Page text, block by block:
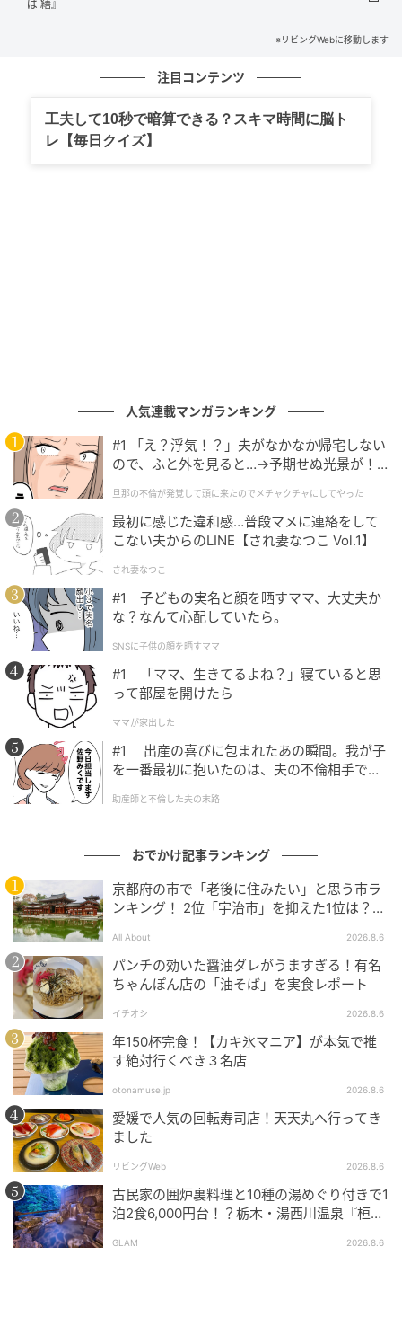
北海道名寄産ひまわり畑ポークを原材料に使ったこだわりハム
この「さっぽろ西町ハム工房 直火燻煙ヒレハム」は、
北海道名寄産の「ひまわり畑ポーク」を原材料に使っ
たこだわりの逸品。豚1頭から2本しかとれない希少な
ヒレ肉を味付けし、直火式のスモークハウスでじっく
り燻してやわらかく仕上げ、「手で裂いて楽しめるよ
うに」と商品化されたものなのだそうです。
【おすすめの食べ方＆アレンジ】
・王道のシンプル・イズ・ベスト：わさびマヨネーズ
ネーズ＝1：9」の割合で混ぜあわせます！ツンとした
爽やかな刺激とマヨネーズのコクが、上品なヒレ肉の
旨みを極限まで引き立て、ビールやワイン、ハイボー
ルの手が止まらなくなります。
出典：リビング札幌Web
ば 繕』
※リビングWebに移動します
注目コンテンツ
工夫して10秒で暗算できる？スキマ時間に脳ト
レ【毎日クイズ】
人気連載マンガランキング
#1 「え？浮気！？」夫がなかなか帰宅しない
ので、ふと外を見ると…→予期せぬ光景が！
クチャにしてやった
旦那の不倫が発覚して頭に来たのでメチャクチャにしてやった
最初に感じた違和感…普段マメに連絡をして
こない夫からのLINE【され妻なつこ Vol.1】
され妻なつこ
#1 子どもの実名と顔を晒すママ、大丈夫か
な？なんて心配していたら。
SNSに子供の顔を晒すママ
#1 「ママ、生きてるよね？」寝ていると思
って部屋を開けたら
ママが家出した
#1 出産の喜びに包まれたあの瞬間。我が子
を一番最初に抱いたのは、夫の不倫相手でし
助産師と不倫した夫の末路
おでかけ記事ランキング
京都府の市で「老後に住みたい」と思う市ラ
ンキング！ 2位「宇治市」を抑えた1位は？
All About 2026.8.6
パンチの効いた醤油ダレがうますぎる！有名
ちゃんぽん店の「油そば」を実食レポート
イチオシ 2026.8.6
年150杯完食！【カキ氷マニア】が本気で推
す絶対行くべき３名店
otonamuse.jp 2026.8.6
愛媛で人気の回転寿司店！天天丸へ行ってき
ました
リビングWeb 2026.8.6
古民家の囲炉裏料理と10種の湯めぐり付きで1
泊2食6,000円台！？栃木・湯西川温泉『桓武
GLAM 2026.8.6